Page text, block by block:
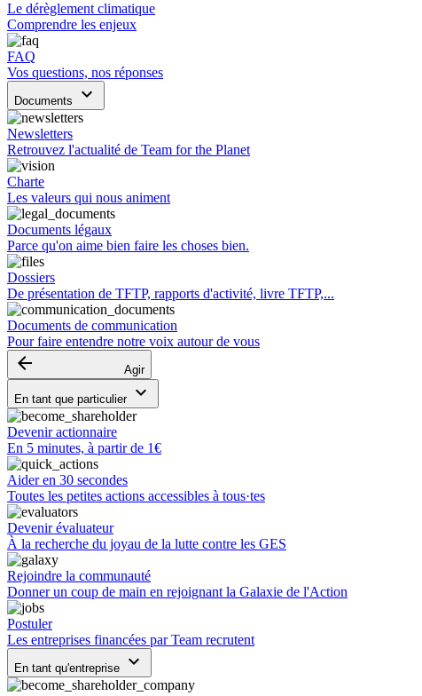
Le dérèglement climatique
Comprendre les enjeux
FAQ
Vos questions, nos réponses
Documents keyboard_arrow_down
Newsletters
Retrouvez l'actualité de Team for the Planet
Charte
Les valeurs qui nous animent
Documents légaux
Parce qu'on aime bien faire les choses bien.
Dossiers
De présentation de TFTP, rapports d'activité, livre TFTP,...
Documents de communication
Pour faire entendre notre voix autour de vous
arrow_backward Agir
En tant que particulier keyboard_arrow_down
Devenir actionnaire
En 5 minutes, à partir de 1€
Aider en 30 secondes
Toutes les petites actions accessibles à tous·tes
Devenir évaluateur
À la recherche du joyau de la lutte contre les GES
Rejoindre la communauté
Donner un coup de main en rejoignant la Galaxie de l'Action
Postuler
Les entreprises financées par Team recrutent
En tant qu'entreprise keyboard_arrow_down